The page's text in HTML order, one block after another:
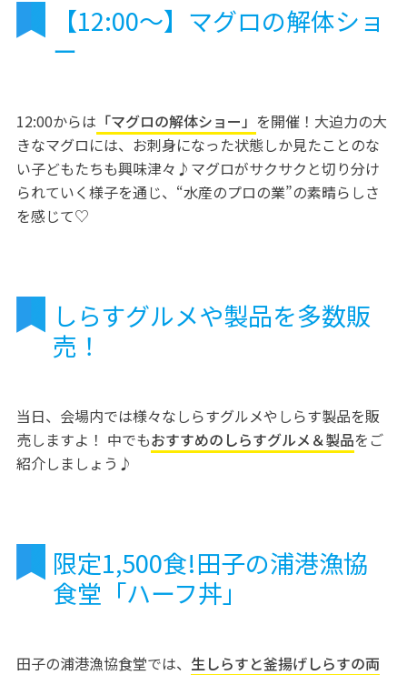
【12:00～】マグロの解体ショ
ー
12:00からは 「マグロの解体ショー」 を開催！大迫力の大
きなマグロには、お刺身になった状態しか見たことのな
い子どもたちも興味津々♪マグロがサクサクと切り分け
られていく様子を通じ、“水産のプロの業”の素晴らしさ
を感じて♡
しらすグルメや製品を多数販
売！
当日、会場内では様々なしらすグルメやしらす製品を販
売しますよ！ 中でもおすすめのしらすグルメ＆製品をご
紹介しましょう♪
限定1,500食!田子の浦港漁協
食堂「ハーフ丼」
田子の浦港漁協食堂では、 生しらすと釜揚げしらすの両